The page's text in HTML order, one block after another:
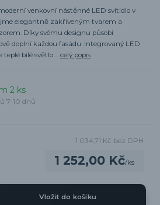
venkovní nástěnné LED svítidlo v
elegantně zakřiveným tvarem a
Díky svému designu působí
doplní každou fasádu. Integrovaný LED
bílé světlo ... celý popis
2 ks
7-10 dnů
1 252,00 Kč/ks
1 034,71 Kč bez DPH
Vložit do košíku